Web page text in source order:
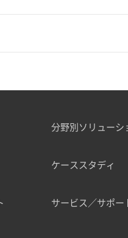
分野別ソリューシ
ケーススタディ
サービス／サポー